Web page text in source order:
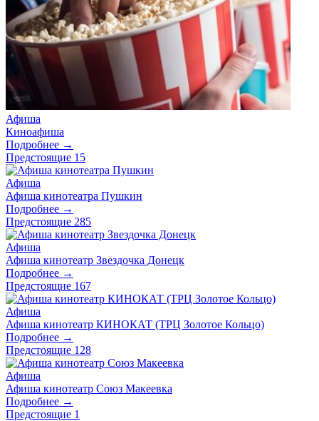
Афиша
Киноафиша
Подробнее →
Предстоящие 15
Афиша
Афиша кинотеатра Пушкин
Подробнее →
Предстоящие 285
Афиша
Афиша кинотеатр Звездочка Донецк
Подробнее →
Предстоящие 167
Афиша
Афиша кинотеатр КИНОКАТ (ТРЦ Золотое Кольцо)
Подробнее →
Предстоящие 128
Афиша
Афиша кинотеатр Союз Макеевка
Подробнее →
Предстоящие 1